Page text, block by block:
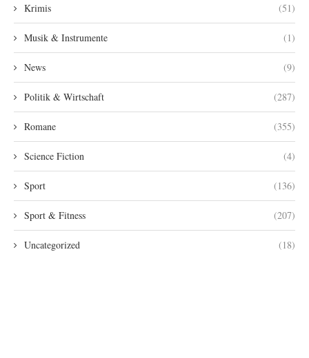
Krimis (51)
Musik & Instrumente (1)
News (9)
Politik & Wirtschaft (287)
Romane (355)
Science Fiction (4)
Sport (136)
Sport & Fitness (207)
Uncategorized (18)